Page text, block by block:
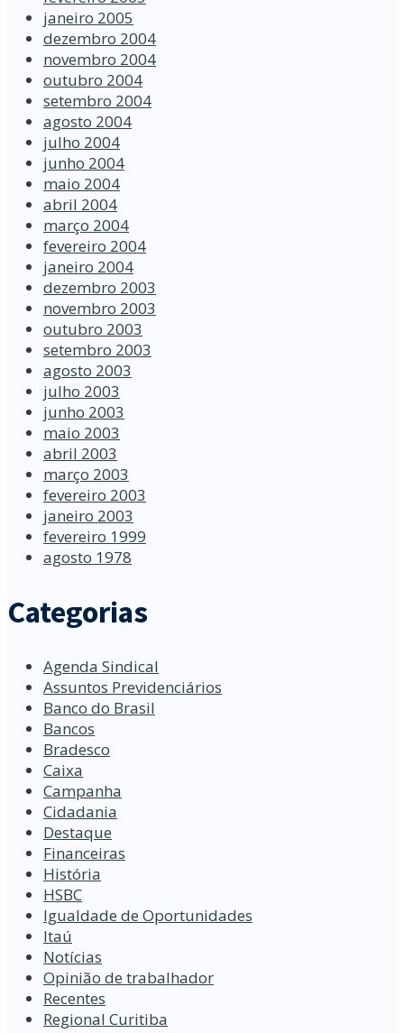
janeiro 2005
dezembro 2004
novembro 2004
outubro 2004
setembro 2004
agosto 2004
julho 2004
junho 2004
maio 2004
abril 2004
março 2004
fevereiro 2004
janeiro 2004
dezembro 2003
novembro 2003
outubro 2003
setembro 2003
agosto 2003
julho 2003
junho 2003
maio 2003
abril 2003
março 2003
fevereiro 2003
janeiro 2003
fevereiro 1999
agosto 1978
Categorias
Agenda Sindical
Assuntos Previdenciários
Banco do Brasil
Bancos
Bradesco
Caixa
Campanha
Cidadania
Destaque
Financeiras
História
HSBC
Igualdade de Oportunidades
Itaú
Notícias
Opinião de trabalhador
Recentes
Regional Curitiba